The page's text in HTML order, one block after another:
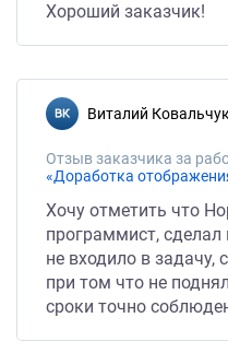
Хороший заказчик!
Виталий Ковальчук
Отзыв заказчика за
Хочу отметить что
программист,
не входило в
при том что не
сроки точно